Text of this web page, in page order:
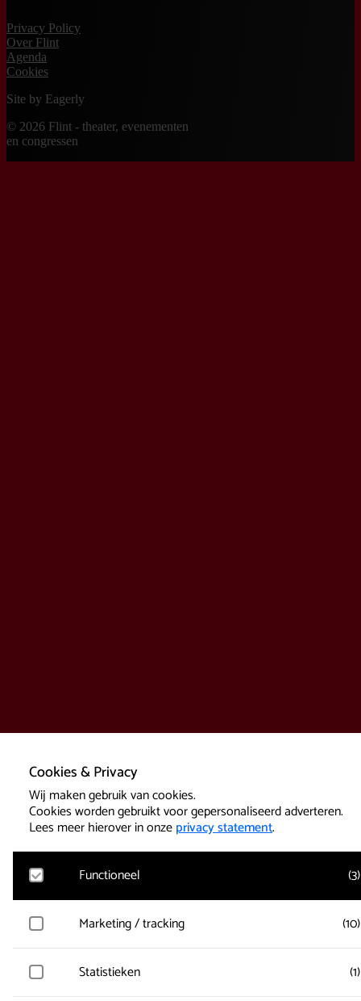
Cookies & Privacy
Wij maken gebruik van cookies.
Cookies worden gebruikt voor gepersonaliseerd adverteren.
Lees meer hierover in onzeprivacy statement.
Functioneel (3)
Google Analytics
en gebruikersgegevens worden anoniem verzameld.
Marketing / tracking (10)
Vimeo Statistieken (1)
Privacy Policy
Over Flint
Agenda
Cookies
Site by Eagerly
© 2026 Flint - theater, evenementen
en congressen